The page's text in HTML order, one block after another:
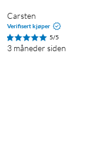
Carsten
Verifisert kjøper
5/5
3 måneder siden